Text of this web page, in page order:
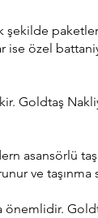
şekilde
ise özel
Goldtaş
asansörlü
ve taşınma
önemlidir.